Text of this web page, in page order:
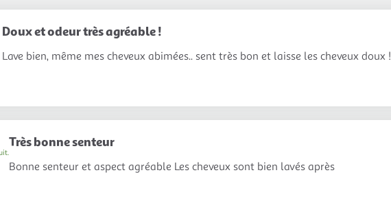
Doux et odeur très agréable !
Lave bien, même mes cheveux abimées.. sent très bon et laisse les cheveux doux !
Très bonne senteur
Bonne senteur et aspect agréable Les cheveux sont bien lavés après